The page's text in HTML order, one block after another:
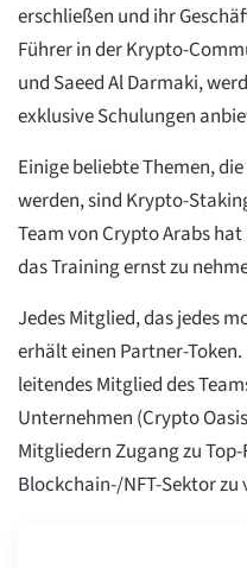
erschließen und ihr
Führer in der Krypto-
und Saeed Al Darmaki,
exklusive Schulungen
Einige beliebte Themen,
werden, sind Krypto-
Team von Crypto Arabs
das Training ernst zu
Jedes Mitglied, das jedes
erhält einen Partner-
leitendes Mitglied des
Unternehmen (Crypto
Mitgliedern Zugang zu
Blockchain-/NFT-Sektor zu